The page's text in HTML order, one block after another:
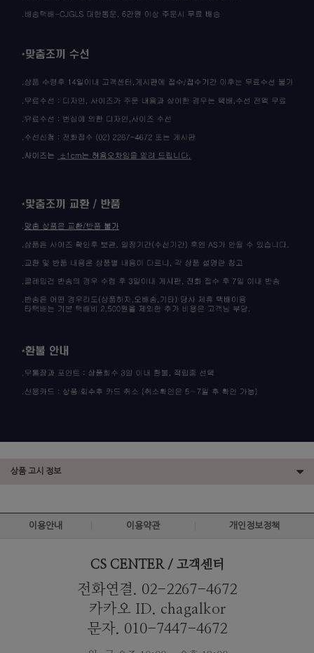
상품 고시 정보
이용안내 이용약관 개인정보정책
CS CENTER / 고객센터
전화연결. 02-2267-4672
카카오 ID. chagalkor
문자. 010-7447-4672